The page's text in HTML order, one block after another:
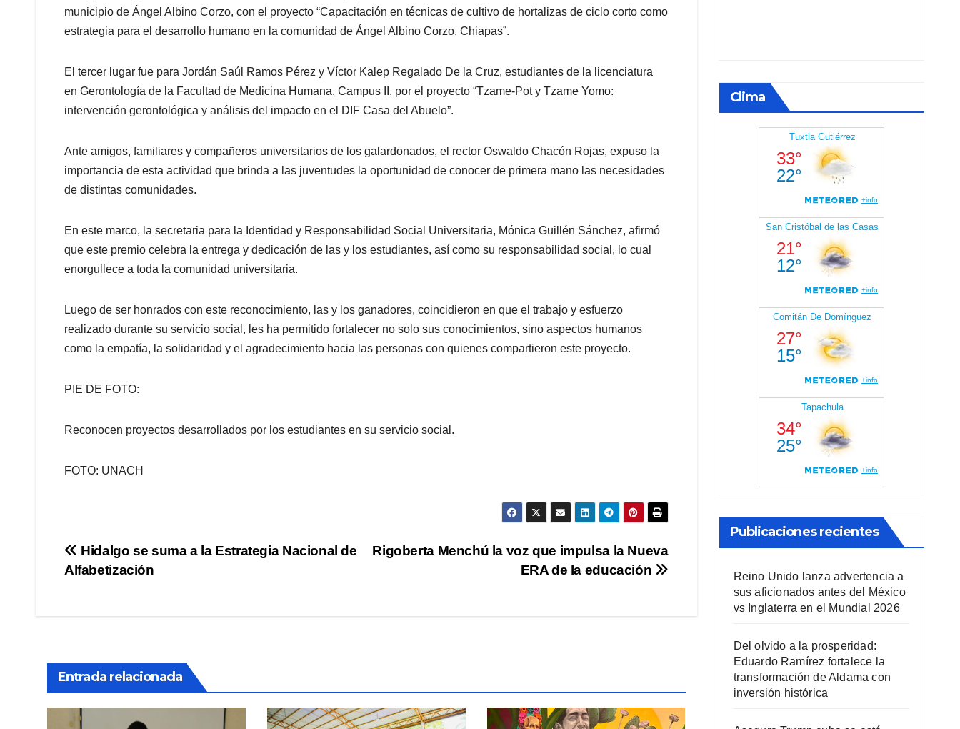
municipio de Ángel Albino Corzo, con el proyecto “Capacitación en técnicas de cultivo de hortalizas de ciclo corto como
estrategia para el desarrollo humano en la comunidad de Ángel Albino Corzo, Chiapas”.
El tercer lugar fue para Jordán Saúl Ramos Pérez y Víctor Kalep Regalado De la Cruz, estudiantes de la licenciatura
en Gerontología de la Facultad de Medicina Humana, Campus II, por el proyecto “Tzame-Pot y Tzame Yomo:
intervención gerontológica y análisis del impacto en el DIF Casa del Abuelo”.
Ante amigos, familiares y compañeros universitarios de los galardonados, el rector Oswaldo Chacón Rojas, expuso la
importancia de esta actividad que brinda a las juventudes la oportunidad de conocer de primera mano las necesidades
de distintas comunidades.
En este marco, la secretaria para la Identidad y Responsabilidad Social Universitaria, Mónica Guillén Sánchez, afirmó
que este premio celebra la entrega y dedicación de las y los estudiantes, así como su responsabilidad social, lo cual
enorgullece a toda la comunidad universitaria.
Luego de ser honrados con este reconocimiento, las y los ganadores, coincidieron en que el trabajo y esfuerzo
realizado durante su servicio social, les ha permitido fortalecer no solo sus conocimientos, sino aspectos humanos
como la empatía, la solidaridad y el agradecimiento hacia las personas con quienes compartieron este proyecto.
PIE DE FOTO:
Reconocen proyectos desarrollados por los estudiantes en su servicio social.
FOTO: UNACH
Navegación
Rigoberta Menchú la voz que impulsa la Nueva
ERA de la educación
Hidalgo se suma a la Estrategia Nacional de
Alfabetización
Entrada relacionada
Clima
Publicaciones recientes
Reino Unido lanza advertencia a
sus aficionados antes del México
vs Inglaterra en el Mundial 2026
Del olvido a la prosperidad:
Eduardo Ramírez fortalece la
transformación de Aldama con
inversión histórica